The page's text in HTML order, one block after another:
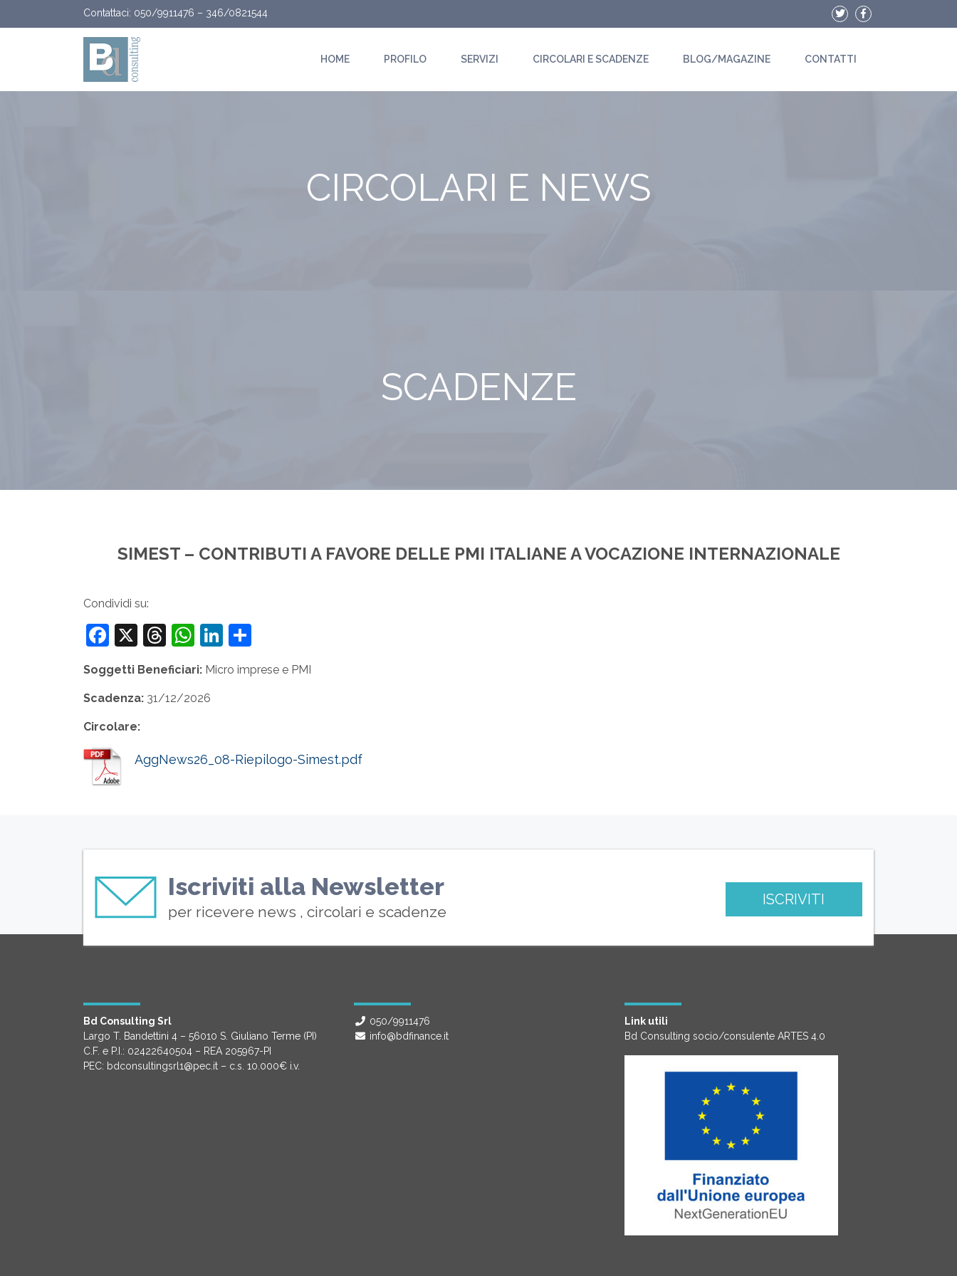
Vai al contenutoContattaci: 050/9911476 – 346/0821544
HOME PROFILO SERVIZI CIRCOLARI E SCADENZE BLOG/MAGAZINE CONTATTI
CIRCOLARI E NEWS
SCADENZE
SIMEST – CONTRIBUTI A FAVORE DELLE PMI ITALIANE A VOCAZIONE INTERNAZIONALE
Condividi su:
Facebook
X Threads
WhatsApp
LinkedIn
Soggetti Beneficiari: Micro imprese e PMI
Scadenza: 31/12/2026
Circolare:
AggNews26_08-Riepilogo-Simest.pdf
Iscriviti alla Newsletter
per ricevere news , circolari e scadenze
ISCRIVITI
Bd Consulting Srl
Largo T. Bandettini 4 – 56010 S. Giuliano Terme (PI)
C.F. e P.I.: 02422640504 – REA 205967-PI
PEC: bdconsultingsrl1@pec.it – c.s. 10.000€ i.v.
050/9911476
info@bdfinance.it
Link utili
Bd Consulting socio/consulente ARTES 4.0